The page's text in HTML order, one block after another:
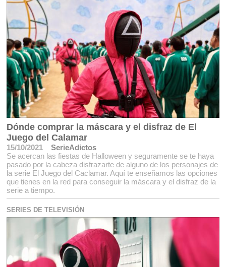
Dónde comprar la máscara y el disfraz de El
Juego del Calamar
15/10/2021
SerieAdictos
Se acercan las fiestas de Halloween y seguramente se te haya
pasado por la cabeza disfrazarte de alguno de los personajes de
la serie El Juego del Caclamar. Aquí te enseñamos las opciones
que tienes en la red para conseguir la máscara y el disfraz de la
serie a tiempo.
SERIES DE TELEVISIÓN